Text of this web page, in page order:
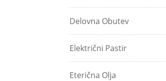
Delovna Obutev
Električni Pastir
Eterična Olja